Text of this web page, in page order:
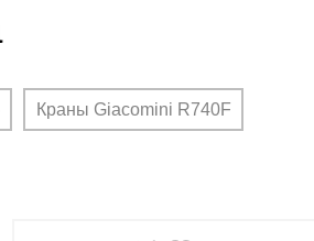
Краны Giacomini R740F